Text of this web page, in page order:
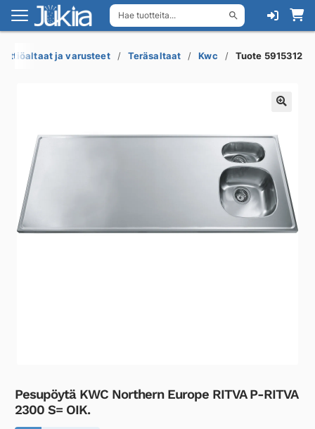
Hae tuotteita...
Siirry
navigointiin
Siirry
sisältöön
ja varusteet Teräsaltaat Kwc Tuote 5915312
Pesupöytä KWC Northern Europe RITVA P-RITVA
2300 S= OIK.